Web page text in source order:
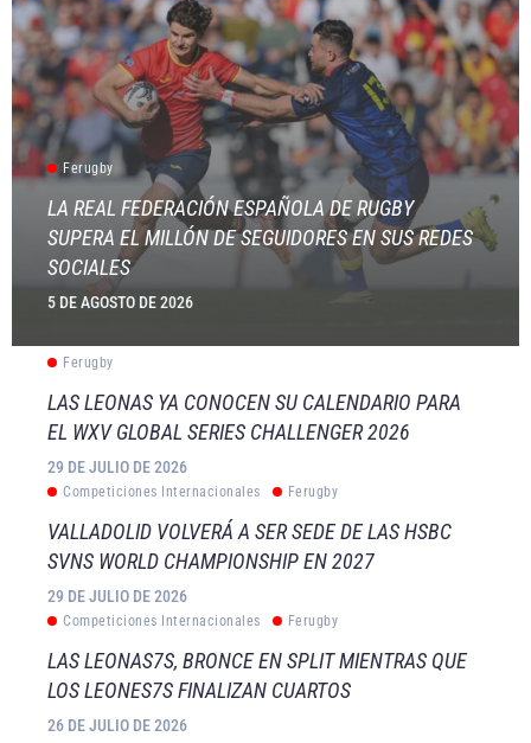
Ferugby
LA REAL FEDERACIÓN ESPAÑOLA DE RUGBY
SUPERA EL MILLÓN DE SEGUIDORES EN SUS REDES
SOCIALES
5 DE AGOSTO DE 2026
Ferugby
LAS LEONAS YA CONOCEN SU CALENDARIO PARA
EL WXV GLOBAL SERIES CHALLENGER 2026
29 DE JULIO DE 2026
Competiciones Internacionales Ferugby
VALLADOLID VOLVERÁ A SER SEDE DE LAS HSBC
SVNS WORLD CHAMPIONSHIP EN 2027
29 DE JULIO DE 2026
Competiciones Internacionales Ferugby
LAS LEONAS7S, BRONCE EN SPLIT MIENTRAS QUE
LOS LEONES7S FINALIZAN CUARTOS
26 DE JULIO DE 2026